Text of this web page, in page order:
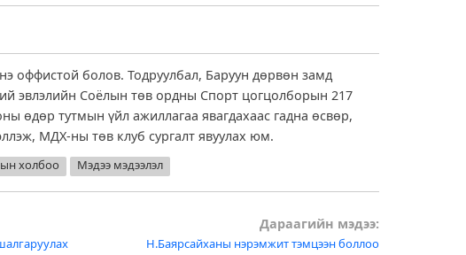
оффистой болов. Тодруулбал, Баруун дөрвөн замд
эвлэлийн Соёлын төв ордны Спорт цогцолборын 217
өдөр тутмын үйл ажиллагаа явагдахаас гадна өсвөр,
МДХ-ны төв клуб сургалт явуулах юм.
холбоо Мэдээ мэдээлэл
Дараагийн мэдээ:
Н.Баярсайханы нэрэмжит тэмцээн боллоо